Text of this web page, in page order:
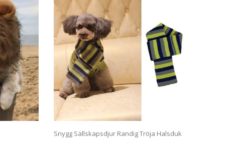
Snygg Sällskapsdjur Randig Tröja Halsduk